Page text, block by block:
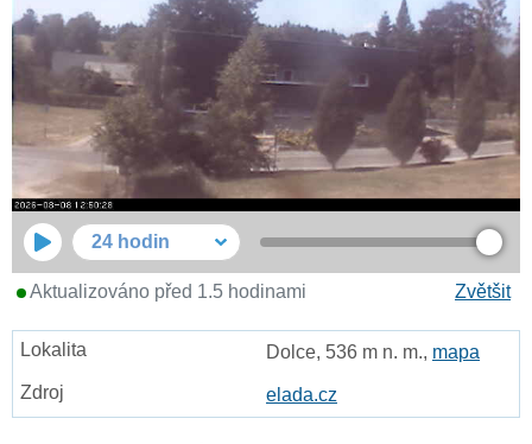
24 hodin
Zvětšit
Aktualizováno před 1.5 hodinami
Dolce, 536 m n. m., mapa
elada.cz